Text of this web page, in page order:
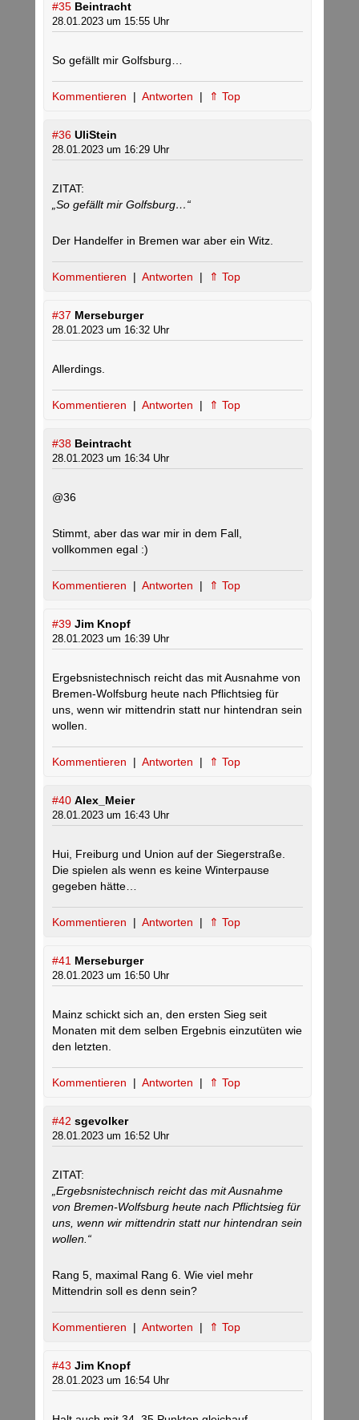
#35 Beintracht
28.01.2023 um 15:55 Uhr
So gefällt mir Golfsburg…
Kommentieren | Antworten | ⇑ Top
#36 UliStein
28.01.2023 um 16:29 Uhr
ZITAT:
„So gefällt mir Golfsburg…“
Der Handelfer in Bremen war aber ein Witz.
Kommentieren | Antworten | ⇑ Top
#37 Merseburger
28.01.2023 um 16:32 Uhr
Allerdings.
Kommentieren | Antworten | ⇑ Top
#38 Beintracht
28.01.2023 um 16:34 Uhr
@36
Stimmt, aber das war mir in dem Fall,
vollkommen egal :)
Kommentieren | Antworten | ⇑ Top
#39 Jim Knopf
28.01.2023 um 16:39 Uhr
Ergebsnistechnisch reicht das mit Ausnahme von
Bremen-Wolfsburg heute nach Pflichtsieg für
uns, wenn wir mittendrin statt nur hintendran sein
wollen.
Kommentieren | Antworten | ⇑ Top
#40 Alex_Meier
28.01.2023 um 16:43 Uhr
Hui, Freiburg und Union auf der Siegerstraße.
Die spielen als wenn es keine Winterpause
gegeben hätte…
Kommentieren | Antworten | ⇑ Top
#41 Merseburger
28.01.2023 um 16:50 Uhr
Mainz schickt sich an, den ersten Sieg seit
Monaten mit dem selben Ergebnis einzutüten wie
den letzten.
Kommentieren | Antworten | ⇑ Top
#42 sgevolker
28.01.2023 um 16:52 Uhr
ZITAT:
„Ergebsnistechnisch reicht das mit Ausnahme
von Bremen-Wolfsburg heute nach Pflichtsieg für
uns, wenn wir mittendrin statt nur hintendran sein
wollen.“
Rang 5, maximal Rang 6. Wie viel mehr
Mittendrin soll es denn sein?
Kommentieren | Antworten | ⇑ Top
#43 Jim Knopf
28.01.2023 um 16:54 Uhr